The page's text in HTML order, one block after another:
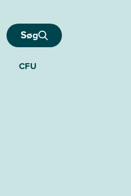
Søg
CFU